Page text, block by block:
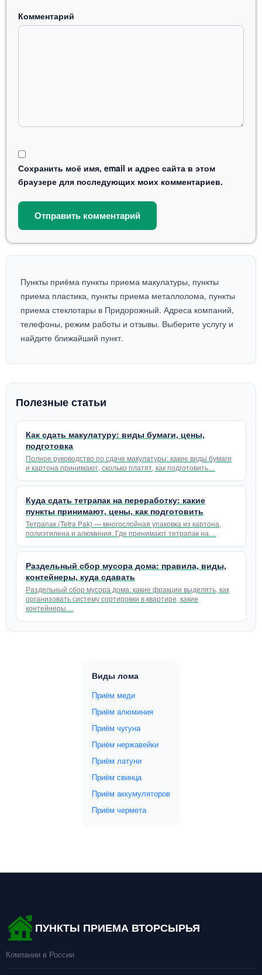
Комментарий
Сохранить моё имя, email и адрес сайта в этом
браузере для последующих моих комментариев.
Пункты приёма пункты приема макулатуры, пункты
приема пластика, пункты приема металлолома, пункты
приема стеклотары в Придорожный. Адреса компаний,
телефоны, режим работы и отзывы. Выберите услугу и
найдите ближайший пункт.
Полезные статьи
Как сдать макулатуру: виды бумаги, цены,
подготовка
Полное руководство по сдаче макулатуры: какие виды бумаги
и картона принимают, сколько платят, как подготовить…
Куда сдать тетрапак на переработку: какие
пункты принимают, цены, как подготовить
Тетрапак (Tetra Pak) — многослойная упаковка из картона,
полиэтилена и алюминия. Где принимают тетрапак на…
Раздельный сбор мусора дома: правила, виды,
контейнеры, куда сдавать
Раздельный сбор мусора дома: какие фракции выделять, как
организовать систему сортировки в квартире, какие
контейнеры…
Виды лома
Приём меди
Приём алюминия
Приём чугуна
Приём нержавейки
Приём латуни
Приём свинца
Приём аккумуляторов
Приём чермета
ПУНКТЫ ПРИЕМА ВТОРСЫРЬЯ
Компании в России